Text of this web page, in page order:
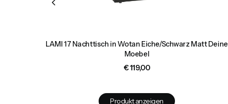
LAMI 17 Nachttisch in Wotan Eiche/Schwarz Matt Deine
Moebel
Preis
€ 119,00
Produkt anzeigen